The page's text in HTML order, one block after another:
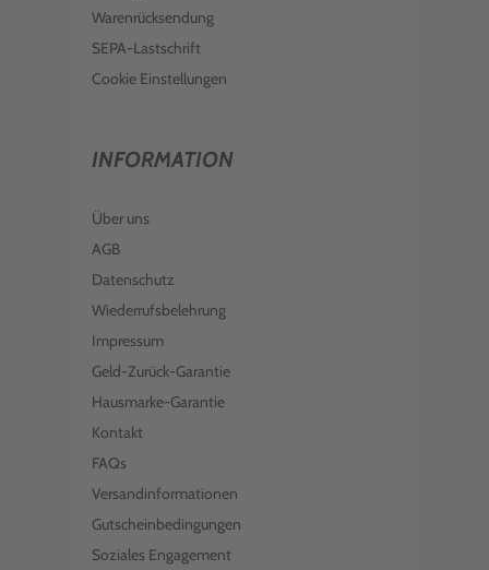
Warenrücksendung
SEPA-Lastschrift
Cookie Einstellungen
INFORMATION
Über uns
AGB
Datenschutz
Wiederrufsbelehrung
Impressum
Geld-Zurück-Garantie
Hausmarke-Garantie
Kontakt
FAQs
Versandinformationen
Gutscheinbedingungen
Soziales Engagement